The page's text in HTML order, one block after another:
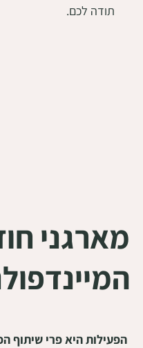
תודה לכם.
מארגני
הפעילות היא פרי שיתוף